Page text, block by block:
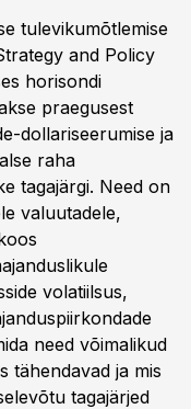
tulevikumõtlemise
and Policy
horisondi
praegusest
dollariseerumise ja
raha
tagajärgi. Need on
valuutadele,
volatiilsus,
need võimalikud
tähendavad ja mis
tagajärjed